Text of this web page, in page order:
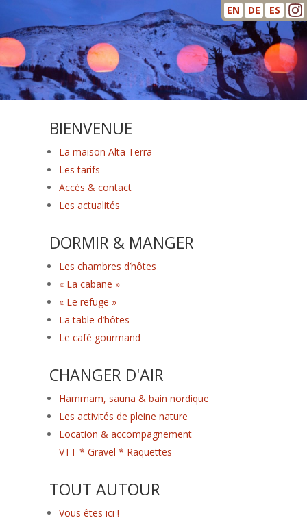
EN DE ES
BIENVENUE
La maison Alta Terra
Les tarifs
Accès & contact
Les actualités
DORMIR & MANGER
Les chambres d’hôtes
« La cabane »
« Le refuge »
La table d’hôtes
Le café gourmand
CHANGER D'AIR
Hammam, sauna & bain nordique
Les activités de pleine nature
Location & accompagnement
VTT * Gravel * Raquettes
TOUT AUTOUR
Vous êtes ici !